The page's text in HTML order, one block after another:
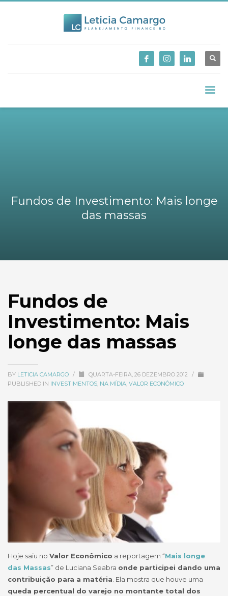
Fundos de Investimento: Mais longe
das massas
Fundos de
Investimento: Mais
longe das massas
BY LETICIA CAMARGO / QUARTA-FEIRA, 26 DEZEMBRO 2012
/
PUBLISHED IN INVESTIMENTOS NA MÍDIA VALOR ECONÔMICO
Hoje saiu no Valor Econômico a reportagem “Mais longe
das Massas” de Luciana Seabra onde participei dando uma
contribuição para a matéria. Ela mostra que houve uma
queda percentual do varejo no montante total dos